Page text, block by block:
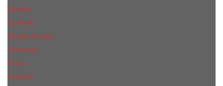
Escada
Ex Nihilo
Giorgio Armani
Givenchy
Gucci
Guerlain